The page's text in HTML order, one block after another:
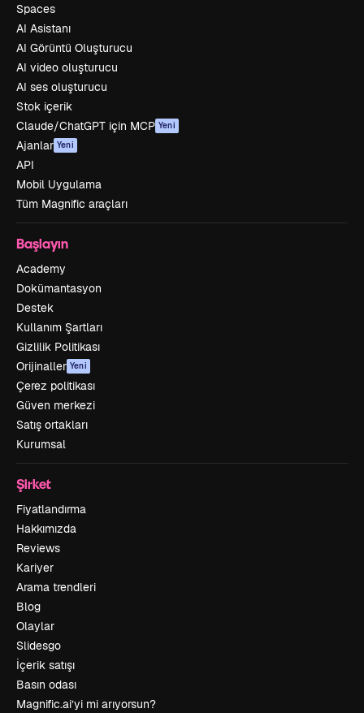
Spaces
AI Asistanı
AI Görüntü Oluşturucu
AI video oluşturucu
AI ses oluşturucu
Stok içerik
Claude/ChatGPT için MCP Yeni
Ajanlar Yeni
API
Mobil Uygulama
Tüm Magnific araçları
Başlayın
Academy
Dokümantasyon
Destek
Kullanım Şartları
Gizlilik Politikası
Orijinaller Yeni
Çerez politikası
Güven merkezi
Satış ortakları
Kurumsal
Şirket
Fiyatlandırma
Hakkımızda
Reviews
Kariyer
Arama trendleri
Blog
Olaylar
Slidesgo
İçerik satışı
Basın odası
Magnific.ai’yi mi arıyorsun?